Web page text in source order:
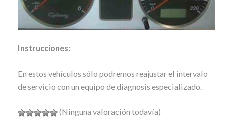
Instrucciones:
En estos vehículos sólo podremos reajustar el intervalo
de servicio con un equipo de diagnosis especializado.
(Ninguna valoración todavía)